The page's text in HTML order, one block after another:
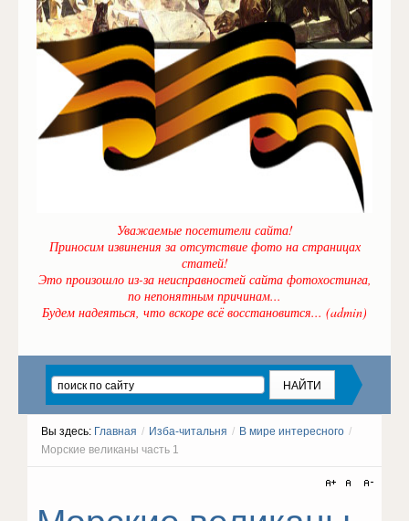
Уважаемые посетители сайта!
Приносим извинения за отсутствие фото на страницах
статей!
Это произошло из-за неисправностей сайта фотохостинга,
по непонятным причинам...
Будем надеяться, что вскоре всё восстановится... (admin)
Вы здесь: Главная / Изба-читальня / В мире интересного /
Морские великаны часть 1